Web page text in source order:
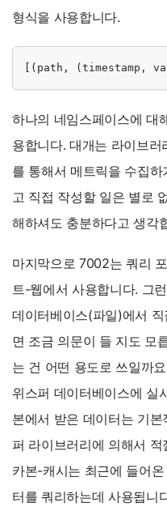
형식을 사용합니다.
[(path, (timestamp,
하나의 네임스페이스에 대
용합니다. 대개는 라이브
를 통해서 메트릭을 수집
고 직접 작성할 일은 별로
해하셔도 충분하다고 생각
마지막으로 7002는 쿼리
트-웹에서 사용합니다. 그
데이터베이스(파일)에서
면 조금 의문이 들 지도 모
는 건 어떤 용도로 쓰일까
위스퍼 데이터베이스에 실
본에서 받은 데이터는 기
퍼 라이브러리에 의해서
카본-캐시는 최근에 들어
터를 쿼리하는데 사용됩니